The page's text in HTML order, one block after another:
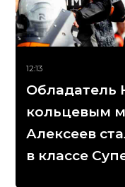
12:13
Обладатель
кольцевым
Алексеев
в классе